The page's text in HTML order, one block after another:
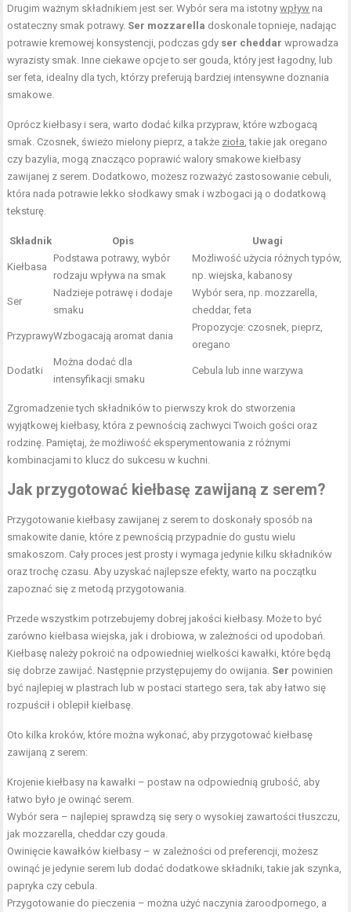
Drugim ważnym składnikiem jest ser. Wybór sera ma istotnywpływ na
ostateczny smak potrawy. Ser mozzarella doskonale topnieje, nadając
potrawie kremowej konsystencji, podczas gdy ser cheddar wprowadza
wyrazisty smak. Inne ciekawe opcje to ser gouda, który jest łagodny, lub
ser feta, idealny dla tych, którzy preferują bardziej intensywne doznania
smakowe.
Oprócz kiełbasy i sera, warto dodać kilka przypraw, które wzbogacą
smak. Czosnek, świeżo mielony pieprz, a także zioła, takie jak oregano
czy bazylia, mogą znacząco poprawić walory smakowe kiełbasy
zawijanej z serem. Dodatkowo, możesz rozważyć zastosowanie cebuli,
która nada potrawie lekko słodkawy smak i wzbogaci ją o dodatkową
teksturę.
Składnik Opis Uwagi
Kiełbasa
Podstawa potrawy, wybór
rodzaju wpływa na smak
Możliwość użycia różnych typów,
np. wiejska, kabanosy
Ser
Nadzieje potrawę i dodaje
smaku
Wybór sera, np. mozzarella,
cheddar, feta
PrzyprawyWzbogacają aromat dania
Propozycje: czosnek, pieprz,
oregano
Dodatki
Można dodać dla
intensyfikacji smaku
Cebula lub inne warzywa
Zgromadzenie tych składników to pierwszy krok do stworzenia
wyjątkowej kiełbasy, która z pewnością zachwyci Twoich gości oraz
rodzinę. Pamiętaj, że możliwość eksperymentowania z różnymi
kombinacjami to klucz do sukcesu w kuchni.
Jak przygotować kiełbasę zawijaną z serem?
Przygotowanie kiełbasy zawijanej z serem to doskonały sposób na
smakowite danie, które z pewnością przypadnie do gustu wielu
smakoszom. Cały proces jest prosty i wymaga jedynie kilku składników
oraz trochę czasu. Aby uzyskać najlepsze efekty, warto na początku
zapoznać się z metodą przygotowania.
Przede wszystkim potrzebujemy dobrej jakości kiełbasy. Może to być
zarówno kiełbasa wiejska, jak i drobiowa, w zależności od upodobań.
Kiełbasę należy pokroić na odpowiedniej wielkości kawałki, które będą
się dobrze zawijać. Następnie przystępujemy do owijania. Ser powinien
być najlepiej w plastrach lub w postaci startego sera, tak aby łatwo się
rozpuścił i oblepił kiełbasę.
Oto kilka kroków, które można wykonać, aby przygotować kiełbasę
zawijaną z serem:
Krojenie kiełbasy na kawałki – postaw na odpowiednią grubość, aby
łatwo było je owinąć serem.
Wybór sera – najlepiej sprawdzą się sery o wysokiej zawartości tłuszczu,
jak mozzarella, cheddar czy gouda.
Owinięcie kawałków kiełbasy – w zależności od preferencji, możesz
owinąć je jedynie serem lub dodać dodatkowe składniki, takie jak szynka,
papryka czy cebula.
Przygotowanie do pieczenia – można użyć naczynia żaroodpornego, a